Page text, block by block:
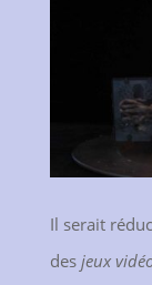
Il serait
des jeux